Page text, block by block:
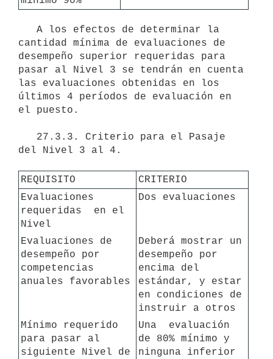
cantidad mínima de evaluaciones de
desempeño superior requeridas para
pasar al Nivel 3 se tendrán en cuenta
las evaluaciones obtenidas en los
últimos 4 períodos de evaluación en
el puesto.
del Nivel 3 al 4.
REQUISITO
CRITERIO
Evaluaciones
requeridas  en el
Nivel
Evaluaciones de
desempeño por
competencias
anuales favorables
Deberá mostrar un
desempeño por
encima del
estándar, y estar
en condiciones de
Mínimo requerido
para pasar al
siguiente Nivel de
Una  evaluación
de 80% mínimo y
ninguna inferior